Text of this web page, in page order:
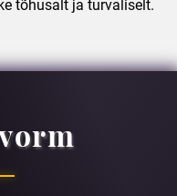
tõhusalt ja turvaliselt.